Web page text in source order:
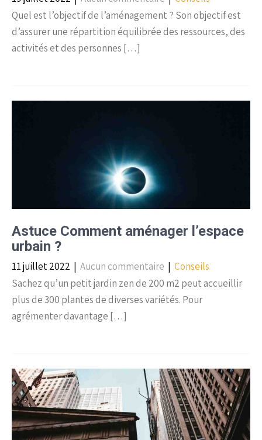
Quel est l’objectif de l’aménagement ? Son objectif est
d’assurer une répartition équilibrée des ressources, des
activités et des personnes […]
Astuce Comment aménager l’espace
urbain ?
11 juillet 2022 | Aucun commentaire | Conseils
Sachez qu’un petit jardin zen de 200 m2 peut accueillir
plus de 300 plantes de diverses variétés. Pour
agrémenter davantage […]